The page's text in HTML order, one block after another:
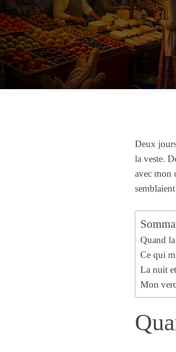
Deux
la veste.
avec mon
Quand
Ce qui
La nuit
Mon